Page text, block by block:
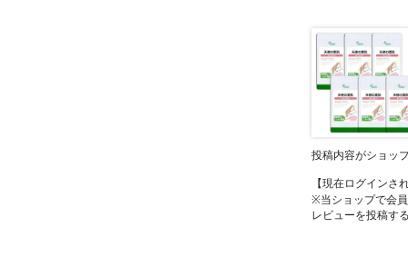
投稿内容がショッ
【現在ログインさ
※当ショップで会
レビューを投稿す